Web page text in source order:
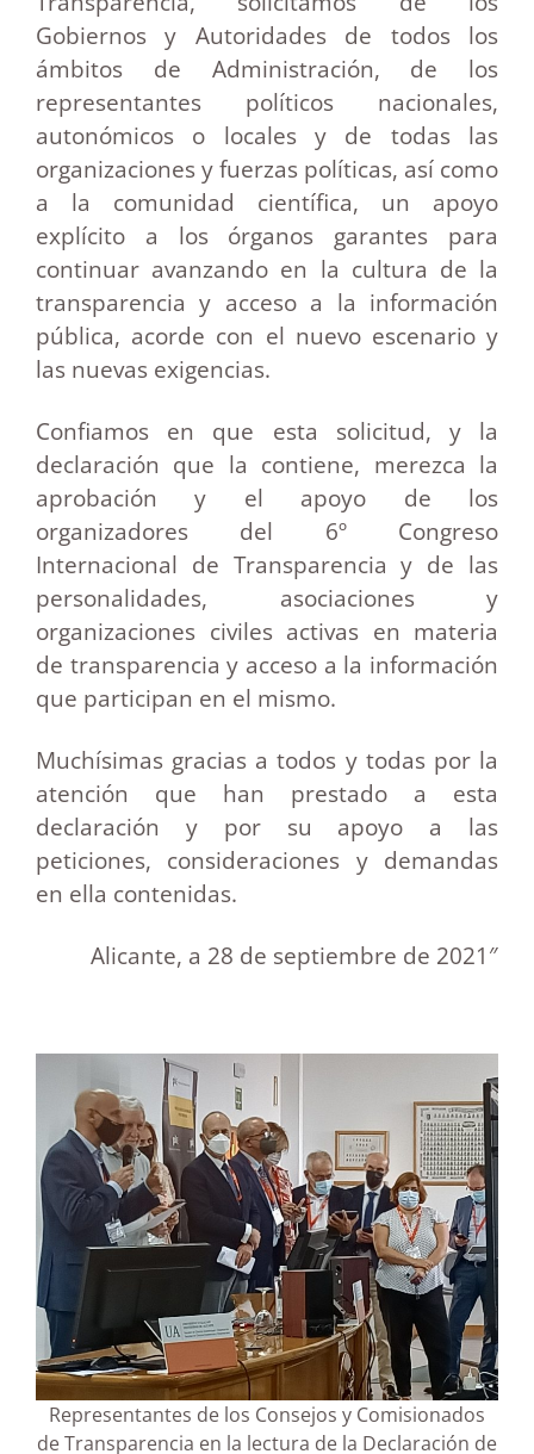
Gobiernos y Autoridades de todos los
ámbitos de Administración, de los
representantes políticos nacionales,
autonómicos o locales y de todas las
organizaciones y fuerzas políticas, así como
a la comunidad científica, un apoyo
explícito a los órganos garantes para
continuar avanzando en la cultura de la
transparencia y acceso a la información
pública, acorde con el nuevo escenario y
las nuevas exigencias.
Confiamos en que esta solicitud, y la
declaración que la contiene, merezca la
aprobación y el apoyo de los
organizadores del 6º Congreso
Internacional de Transparencia y de las
personalidades, asociaciones y
organizaciones civiles activas en materia
de transparencia y acceso a la información
que participan en el mismo.
Muchísimas gracias a todos y todas por la
atención que han prestado a esta
declaración y por su apoyo a las
peticiones, consideraciones y demandas
en ella contenidas.
Alicante, a 28 de septiembre de 2021″
Representantes de los Consejos y Comisionados
de Transparencia en la lectura de la Declaración de